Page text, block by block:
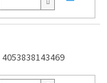
4053838143469